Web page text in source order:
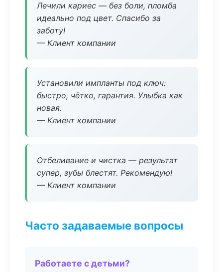
Лечили кариес — без боли, пломба
идеально под цвет. Спасибо за
заботу!
— Клиент компании
Установили импланты под ключ:
быстро, чётко, гарантия. Улыбка как
новая.
— Клиент компании
Отбеливание и чистка — результат
супер, зубы блестят. Рекомендую!
— Клиент компании
Часто задаваемые вопросы
Работаете с детьми?